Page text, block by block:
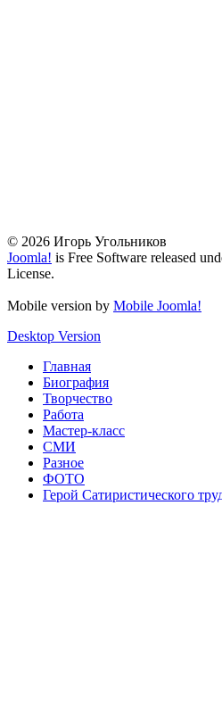
© 2026 Игорь Угольников
Joomla! is Free Software released
License.
Mobile version by Mobile Joomla!
Desktop Version
Главная
Биография
Творчество
Работа
Мастер-класс
СМИ
Разное
ФОТО
Герой Сатиристического